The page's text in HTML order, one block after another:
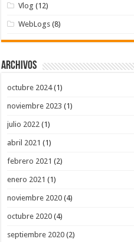
Vlog (12)
WebLogs (8)
Archivos
octubre 2024(1)
noviembre 2023 (1)
julio 2022 (1)
abril 2021 (1)
febrero 2021 (2)
enero 2021 (1)
noviembre 2020 (4)
octubre 2020 (4)
septiembre 2020 (2)